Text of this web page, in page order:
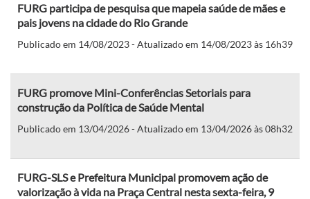
FURG participa de pesquisa que mapeia saúde de mães e
pais jovens na cidade do Rio Grande
Publicado em 14/08/2023 - Atualizado em 14/08/2023 às 16h39
FURG promove Mini-Conferências Setoriais para
construção da Política de Saúde Mental
Publicado em 13/04/2026 - Atualizado em 13/04/2026 às 08h32
FURG-SLS e Prefeitura Municipal promovem ação de
valorização à vida na Praça Central nesta sexta-feira, 9